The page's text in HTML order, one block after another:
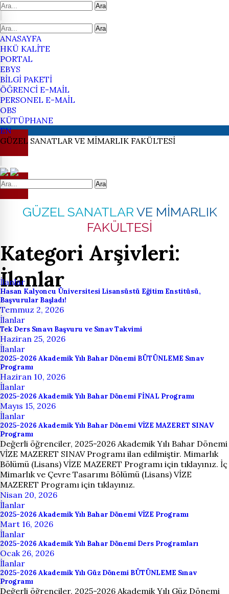
Ara
Ara
ANASAYFA
HKÜ KALİTE
PORTAL
EBYS
BİLGİ PAKETİ
ÖĞRENCİ E-MAİL
PERSONEL E-MAİL
OBS
KÜTÜPHANE
EN
GÜZEL SANATLAR VE MİMARLIK FAKÜLTESİ
Ara
GÜZEL SANATLAR VE MİMARLIK
FAKÜLTESİ
Kategori Arşivleri:
İlanlar
İlanlar
Hasan Kalyoncu Üniversitesi Lisansüstü Eğitim Enstitüsü,
Başvurular Başladı!
Temmuz 2, 2026
İlanlar
Tek Ders Sınavı Başvuru ve Sınav Takvimi
Haziran 25, 2026
İlanlar
2025-2026 Akademik Yılı Bahar Dönemi BÜTÜNLEME Sınav
Programı
Haziran 10, 2026
İlanlar
2025-2026 Akademik Yılı Bahar Dönemi FİNAL Programı
Mayıs 15, 2026
İlanlar
2025-2026 Akademik Yılı Bahar Dönemi VİZE MAZERET SINAV
Programı
Değerli öğrenciler, 2025-2026 Akademik Yılı Bahar Dönemi
VİZE MAZERET SINAV Programı ilan edilmiştir. Mimarlık
Bölümü (Lisans) VİZE MAZERET Programı için tıklayınız. İç
Mimarlık ve Çevre Tasarımı Bölümü (Lisans) VİZE
MAZERET Programı için tıklayınız.
Nisan 20, 2026
İlanlar
2025-2026 Akademik Yılı Bahar Dönemi VİZE Programı
Mart 16, 2026
İlanlar
2025-2026 Akademik Yılı Bahar Dönemi Ders Programları
Ocak 26, 2026
İlanlar
2025-2026 Akademik Yılı Güz Dönemi BÜTÜNLEME Sınav
Programı
Değerli öğrenciler, 2025-2026 Akademik Yılı Güz Dönemi